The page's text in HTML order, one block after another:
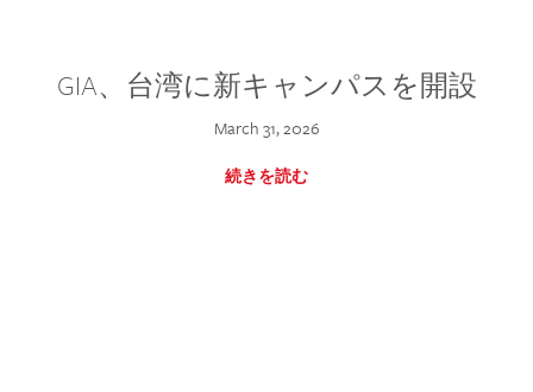
GIA、台湾に新キャンパスを開設
March 31, 2026
続きを読む